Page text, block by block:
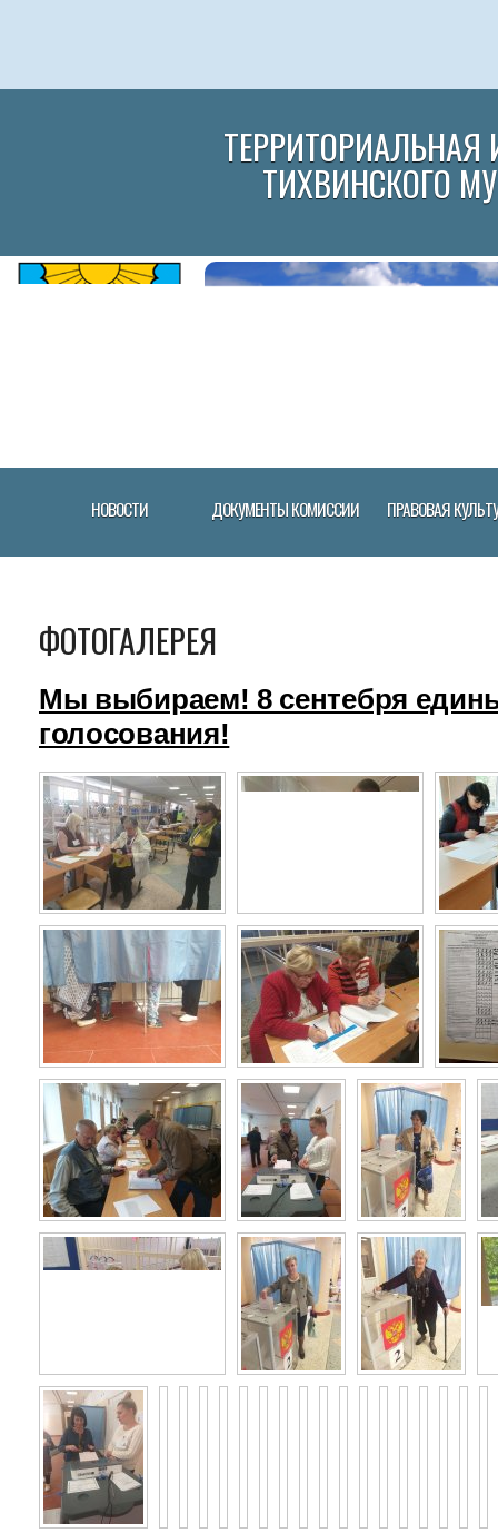
ТИХВИНСКОГО
НОВОСТИ ДОКУМЕНТЫ КОМИССИИ ПРАВОВАЯ
ФОТОГАЛЕРЕЯ
Мы выбираем! 8 сентебря
голосования!